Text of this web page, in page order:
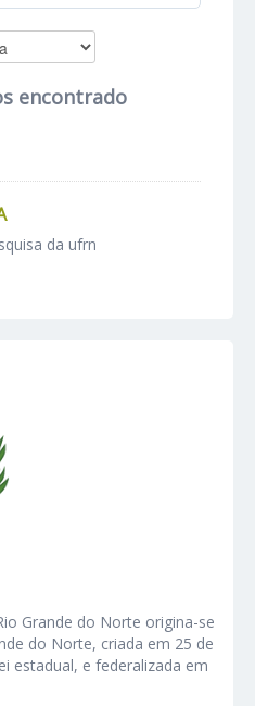
encontrado
da ufrn
Grande do Norte origina-se
do Norte, criada em 25 de
estadual, e federalizada em